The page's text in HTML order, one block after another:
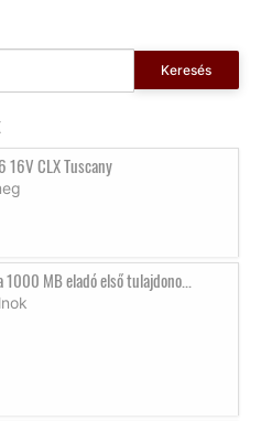
Keresés
16V CLX Tuscany
1000 MB eladó első tulajdono...